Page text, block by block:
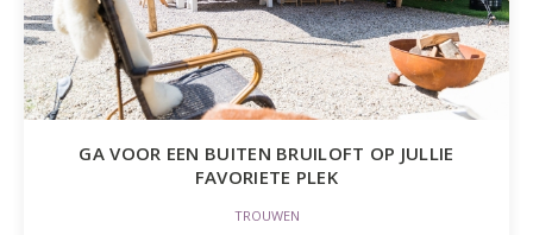
GA VOOR EEN BUITEN BRUILOFT OP JULLIE
FAVORIETE PLEK
TROUWEN